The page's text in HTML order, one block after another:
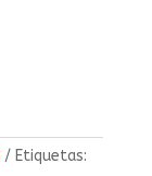
Etiquetas: